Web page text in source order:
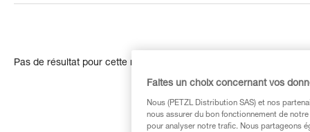
Pas de résultat pour cette recherche
Faites un choix concernant vos
Nous (PETZL Distribution SAS) et nos
nous assurer du bon fonctionnement de
pour analyser notre trafic. Nous partageons